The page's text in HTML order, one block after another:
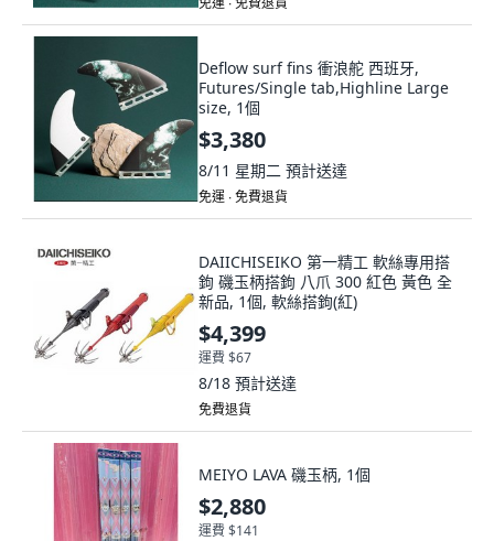
Deflow surf fins 衝浪舵 西班牙,
Futures/Single tab,Highline Large
size, 1個
$3,380
8/11 星期二 預計送達
免運 ∙ 免費退貨
DAIICHISEIKO 第一精工 軟絲專用搭
鉤 磯玉柄搭鉤 八爪 300 紅色 黃色 全
新品, 1個, 軟絲搭鉤(紅)
$4,399
運費 $67
8/18 預計送達
免費退貨
MEIYO LAVA 磯玉柄, 1個
$2,880
運費 $141